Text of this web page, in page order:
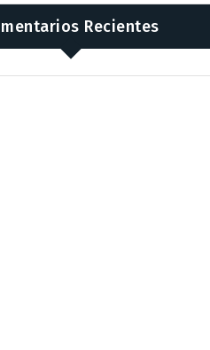
Recientes